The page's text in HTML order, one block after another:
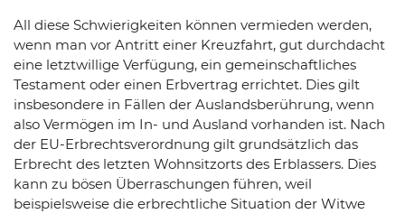
All diese Schwierigkeiten können vermieden werden,
wenn man vor Antritt einer Kreuzfahrt, gut durchdacht
eine letztwillige Verfügung, ein gemeinschaftliches
Testament oder einen Erbvertrag errichtet. Dies gilt
insbesondere in Fällen der Auslandsberührung, wenn
also Vermögen im In- und Ausland vorhanden ist. Nach
der EU-Erbrechtsverordnung gilt grundsätzlich das
Erbrecht des letzten Wohnsitzorts des Erblassers. Dies
kann zu bösen Überraschungen führen, weil
beispielsweise die erbrechtliche Situation der Witwe